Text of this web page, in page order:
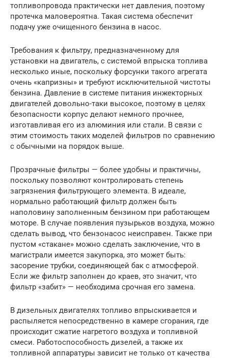
топливопровода практически нет давления, поэтому
протечка маловероятна. Такая система обеспечит
подачу уже очищенного бензина в насос.
Требования к фильтру, предназначенному для
установки на двигатель, с системой впрыска топлива
несколько иные, поскольку форсунки такого агрегата
очень «капризны» и требуют исключительной чистоты
бензина. Давление в системе питания инжекторных
двигателей довольно-таки высокое, поэтому в целях
безопасности корпус делают немного прочнее,
изготавливая его из алюминия или стали. В связи с
этим стоимость таких моделей фильтров по сравнению
с обычными на порядок выше.
Прозрачные фильтры — более удобны и практичны,
поскольку позволяют контролировать степень
загрязнения фильтрующего элемента. В идеале,
нормально работающий фильтр должен быть
наполовину заполненным бензином при работающем
моторе. В случае появления пузырьков воздуха, можно
сделать вывод, что бензонасос неисправен. Также при
пустом «стакане» можно сделать заключение, что в
магистрали имеется закупорка, это может быть:
засорение трубки, соединяющей бак с атмосферой.
Если же фильтр заполнен до краев, это значит, что
фильтр «забит» — необходима срочная его замена.
В дизельных двигателях топливо впрыскивается и
распыляется непосредственно в камере сгорания, где
происходит сжатие нагретого воздуха и топливной
смеси. Работоспособность дизелей, а также их
топливной аппаратуры зависит не только от качества